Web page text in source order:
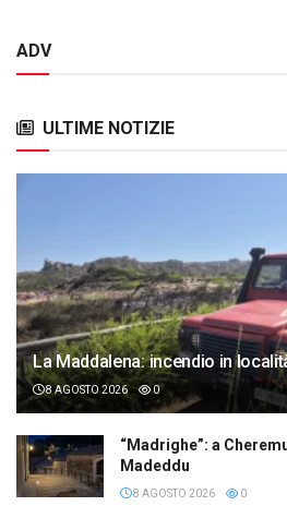
ADV
ULTIME NOTIZIE
La Maddalena: incendio in
8 AGOSTO 2026 0
“Madrighe”: a
Madeddu
8 AGOSTO 2026 0